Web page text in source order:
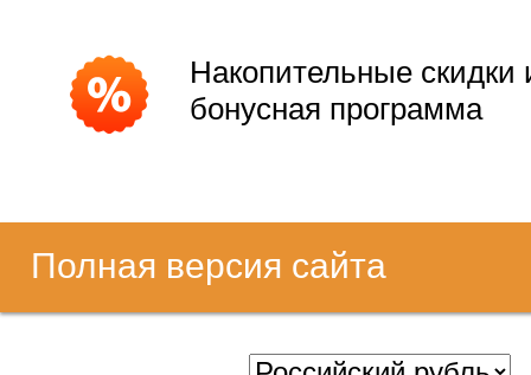
Накопительные скидки
бонусная программа
Полная версия сайта